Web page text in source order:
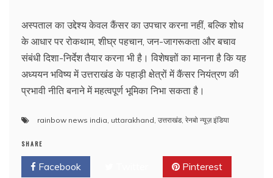
अस्पताल का उद्देश्य केवल कैंसर का उपचार करना नहीं, बल्कि शोध
के आधार पर रोकथाम, शीघ्र पहचान, जन-जागरूकता और बचाव
संबंधी दिशा-निर्देश तैयार करना भी है। विशेषज्ञों का मानना है कि यह
अध्ययन भविष्य में उत्तराखंड के पहाड़ी क्षेत्रों में कैंसर नियंत्रण की
प्रभावी नीति बनाने में महत्वपूर्ण भूमिका निभा सकता है।
rainbow news india, uttarakhand, उत्तराखंड, रेनबो न्यूज़ इंडिया
SHARE
Facebook Pinterest